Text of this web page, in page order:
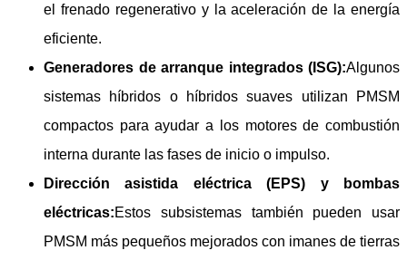
el frenado regenerativo y la aceleración de la energía
eficiente.
Generadores de arranque integrados (ISG):Algunos
sistemas híbridos o híbridos suaves utilizan PMSM
compactos para ayudar a los motores de combustión
interna durante las fases de inicio o impulso.
Dirección asistida eléctrica (EPS) y bombas
eléctricas:Estos subsistemas también pueden usar
PMSM más pequeños mejorados con imanes de tierras